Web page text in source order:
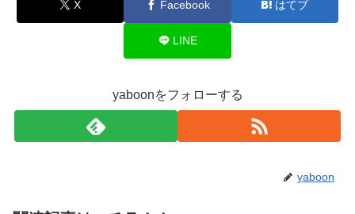
X Facebook はてブ
LINE
yaboonをフォローする
yaboon